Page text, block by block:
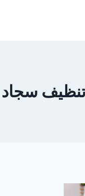
سجاد في